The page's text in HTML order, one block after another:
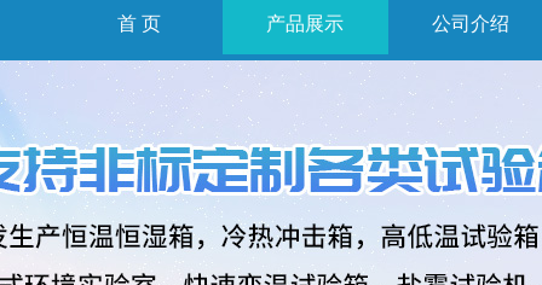
首 页 产品展示 公司介绍